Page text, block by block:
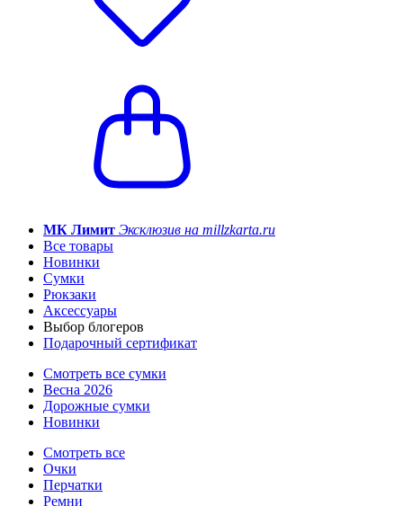
МК Лимит Эксклюзив на millzkarta.ru
Все товары
Новинки
Сумки
Рюкзаки
Аксессуары
Выбор блогеров
Подарочный сертификат
Смотреть все сумки
Весна 2026
Дорожные сумки
Новинки
Смотреть все
Очки
Перчатки
Ремни